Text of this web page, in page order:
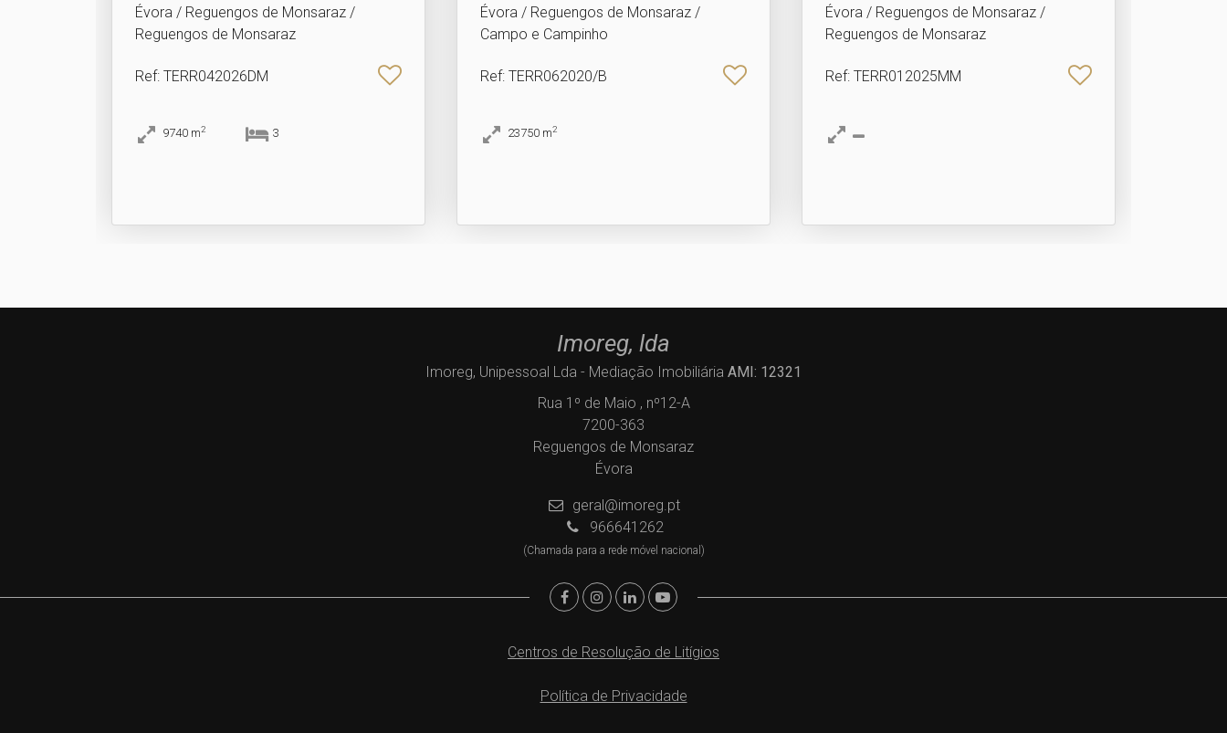
Évora / Reguengos de Monsaraz /
Reguengos de Monsaraz
Ref: TERR042026DM
9740 m2 3
Évora / Reguengos de Monsaraz /
Campo e Campinho
Ref: TERR062020/B
23750 m2
Évora / Reguengos de Monsaraz /
Reguengos de Monsaraz
Ref: TERR012025MM
Imoreg, lda
Imoreg, Unipessoal Lda - Mediação Imobiliária AMI: 12321
Rua 1º de Maio , nº12-A
7200-363
Reguengos de Monsaraz
Évora
geral@imoreg.pt
966641262
(Chamada para a rede móvel nacional)
Centros de Resolução de Litígios
Política de Privacidade